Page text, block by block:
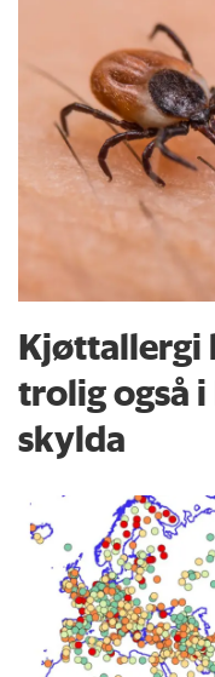
Kjøttallergi
trolig også
skylda